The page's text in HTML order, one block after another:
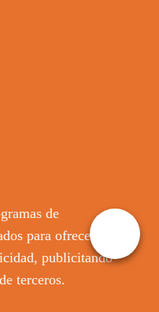
de
para ofrecer a
publicitando
terceros.